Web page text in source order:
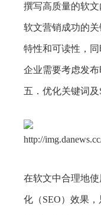
撰写高质量的软
软文营销成功的
特性和可读性，同
企业需要考虑发布
五．优化关键词及
在软文中合理地
化（SEO）效果